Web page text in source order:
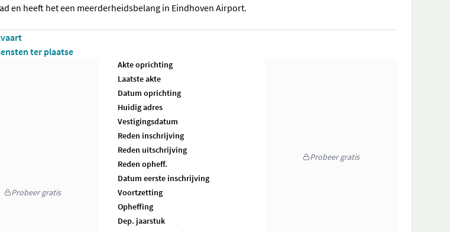
en heeft het een meerderheidsbelang in Eindhoven Airport.
ter plaatse
Probeer gratis
Akte oprichting
Laatste akte
Datum oprichting
Huidig adres
Vestigingsdatum
Reden inschrijving
Reden uitschrijving
Reden opheff.
Datum eerste inschrijving
Voortzetting
Opheffing
Dep. jaarstuk
Probeer gratis